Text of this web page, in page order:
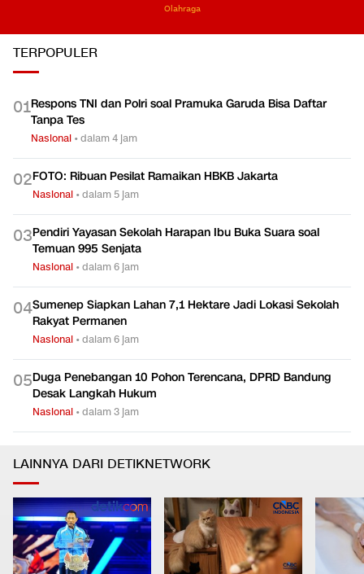
Olahraga
TERPOPULER
01Respons TNI dan Polri soal Pramuka Garuda Bisa Daftar
Tanpa Tes
Nasional •dalam 4 jam
02FOTO: Ribuan Pesilat Ramaikan HBKB Jakarta
Nasional •dalam 5 jam
03Pendiri Yayasan Sekolah Harapan Ibu Buka Suara soal
Temuan 995 Senjata
Nasional •dalam 6 jam
04Sumenep Siapkan Lahan 7,1 Hektare Jadi Lokasi Sekolah
Rakyat Permanen
Nasional •dalam 6 jam
05Duga Penebangan 10 Pohon Terencana, DPRD Bandung
Desak Langkah Hukum
Nasional •dalam 3 jam
LAINNYA DARI DETIKNETWORK